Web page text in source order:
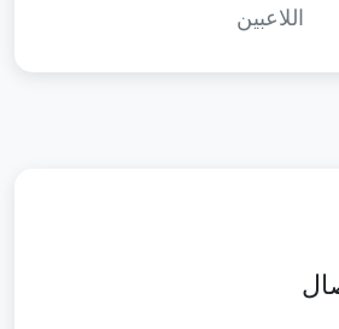
اللاعبين